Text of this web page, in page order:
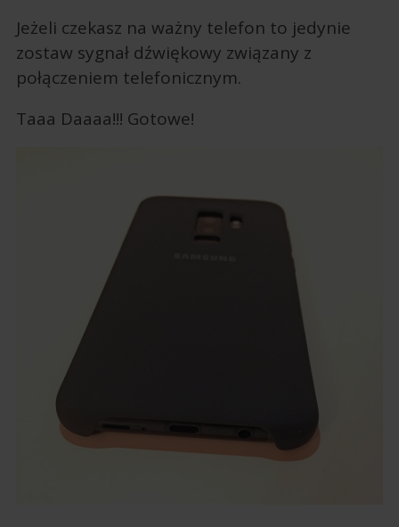
Jeżeli czekasz na ważny telefon to jedynie
zostaw sygnał dźwiękowy związany z
połączeniem telefonicznym.
Taaa Daaaa!!! Gotowe!